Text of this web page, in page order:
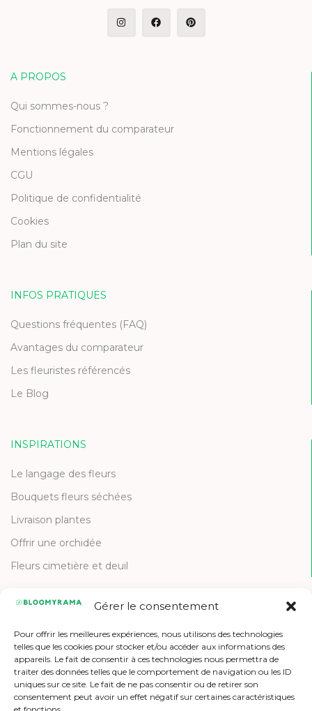
Gérer le consentement
Pour offrir les meilleures expériences, nous utilisons des technologies
telles que les cookies pour stocker et/ou accéder aux informations des
appareils. Le fait de consentir à ces technologies nous permettra de
traiter des données telles que le comportement de navigation ou les ID
uniques sur ce site. Le fait de ne pas consentir ou de retirer son
consentement peut avoir un effet négatif sur certaines caractéristiques
A PROPOS
Qui sommes-nous ?
Fonctionnement du comparateur
Mentions légales
CGU
Politique de confidentialité
Cookies
Plan du site
INFOS PRATIQUES
Questions fréquentes (FAQ)
Avantages du comparateur
Les fleuristes référencés
Le Blog
INSPIRATIONS
Le langage des fleurs
Bouquets fleurs séchées
Livraison plantes
Offrir une orchidée
Fleurs cimetière et deuil
Contactez-nous
Etre référencé
Offres d'emploi